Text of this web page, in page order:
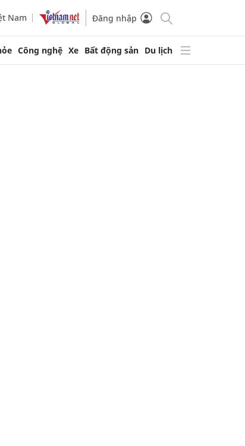
Nam Đăng nhập
Công nghệ Xe Bất động sản Du lịch